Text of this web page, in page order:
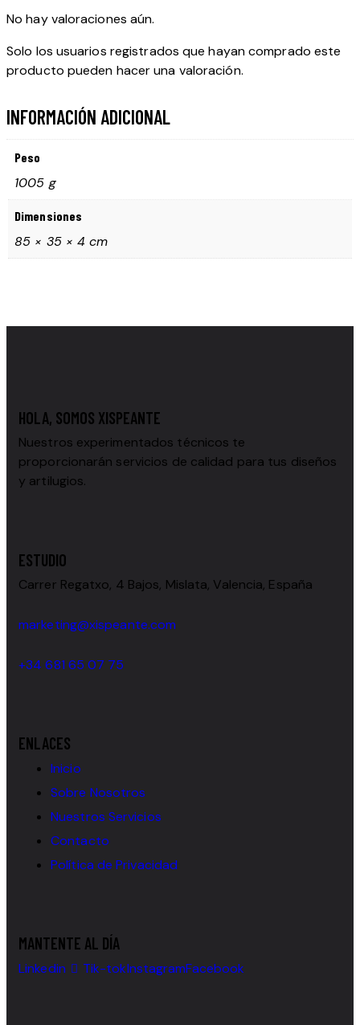
No hay valoraciones aún.
Solo los usuarios registrados que hayan comprado este
producto pueden hacer una valoración.
INFORMACIÓN ADICIONAL
Peso
1005 g
Dimensiones
85 × 35 × 4 cm
HOLA, SOMOS XISPEANTE
Nuestros experimentados técnicos te
proporcionarán servicios de calidad para tus diseños
y artilugios.
ESTUDIO
Carrer Regatxo, 4 Bajos, Mislata, Valencia, España
marketing@xispeante.com
+34 681 65 07 75
ENLACES
Inicio
Sobre Nosotros
Nuestros Servicios
Contacto
Política de Privacidad
MANTENTE AL DÍA
Linkedin Tik-tokInstagramFacebook